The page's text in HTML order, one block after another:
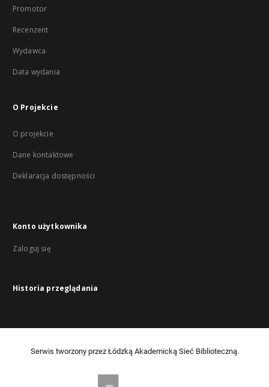
Promotor
Recenzent
Wydawca
Data wydania
O Projekcie
O projekcie
Dane kontaktowe
Deklaracja dostępności
Konto użytkownika
Zaloguj się
Historia przeglądania
Serwis tworzony przez Łódzką Akademicką Sieć Biblioteczną.